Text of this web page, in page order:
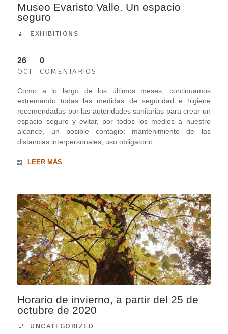
Museo Evaristo Valle. Un espacio
seguro
EXHIBITIONS
26
OCT
0
COMENTARIOS
Como a lo largo de los últimos meses, continuamos
extremando todas las medidas de seguridad e higiene
recomendadas por las autoridades sanitarias para crear un
espacio seguro y evitar, por todos los medios a nuestro
alcance, un posible contagio: mantenimiento de las
distancias interpersonales, uso obligatorio...
LEER MÁS
Horario de invierno, a partir del 25 de
octubre de 2020
UNCATEGORIZED